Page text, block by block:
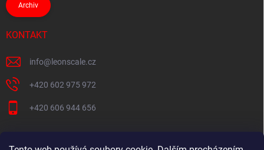
Archiv
KONTAKT
info@ leonscale.cz
+420 602 975 972
+420 606 944 656